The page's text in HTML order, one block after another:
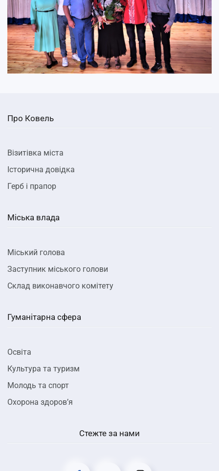
Про Ковель
Візитівка міста
Історична довідка
Герб і прапор
Міська влада
Міський голова
Заступник міського голови
Склад виконавчого комітету
Гуманітарна сфера
Освіта
Культура та туризм
Молодь та спорт
Охорона здоров’я
Стежте за нами